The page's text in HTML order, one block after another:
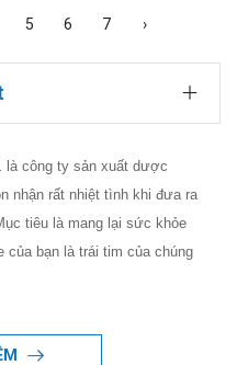
5 6 7 ›
là công ty sản xuất dược
nhận rất nhiệt tình khi đưa ra
tiêu là mang lại sức khỏe
của bạn là trái tim của chúng